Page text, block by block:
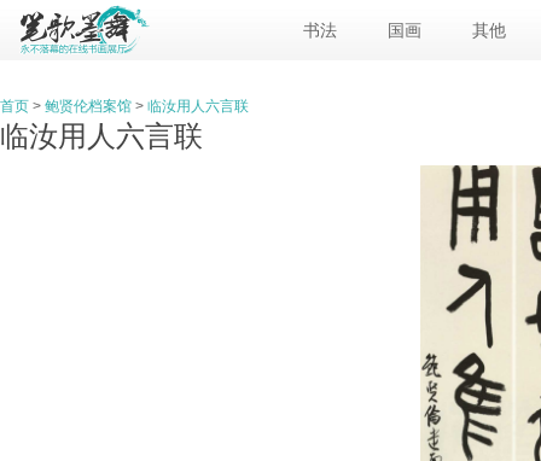
书法 国画 其他
首页 > 鲍贤伦档案馆 > 临汝用人六言联
临汝用人六言联